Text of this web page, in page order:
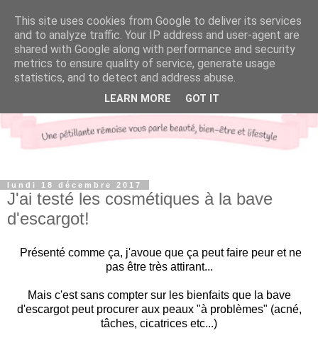
lundi 18 décembre 2017
J'ai testé les cosmétiques à la bave
d'escargot!
Présenté comme ça, j'avoue que ça peut faire peur et ne
pas être très attirant...
Mais c'est sans compter sur les bienfaits que la bave
d'escargot peut procurer aux peaux "à problèmes" (acné,
tâches, cicatrices etc...)
This site uses cookies from Google to deliver its services
and to analyze traffic. Your IP address and user-agent are
shared with Google along with performance and security
metrics to ensure quality of service, generate usage
statistics, and to detect and address abuse.
LEARN MORE GOT IT